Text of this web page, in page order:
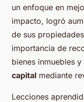
un enfoque en
impacto, logró
de sus
importancia de
bienes inmuebles
capital mediante
Lecciones